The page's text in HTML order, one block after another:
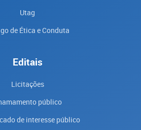
Utag
de Ética e Conduta
Editais
Licitações
público
de interesse público